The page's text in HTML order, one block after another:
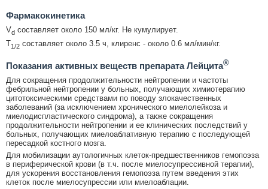
Фармакокинетика
Vd составляет около 150 мл/кг. Не кумулирует.
T1/2 составляет около 3.5 ч, клиренс - около 0.6 мл/мин/кг.
Показания активных веществ препарата Лейцита®
Для сокращения продолжительности нейтропении и частоты
фебрильной нейтропении у больных, получающих химиотерапию
цитотоксическими средствами по поводу злокачественных
заболеваний (за исключением хронического миелолейкоза и
миелодиспластического синдрома), а также сокращения
продолжительности нейтропении и ее клинических последствий у
больных, получающих миелоаблативную терапию с последующей
пересадкой костного мозга.
Для мобилизации аутологичных клеток-предшественников гемопоэза
в периферической крови (в т.ч. после миелосупрессивной терапии),
для ускорения восстановления гемопоэза путем введения этих
клеток после миелосупрессии или миелоаблации.